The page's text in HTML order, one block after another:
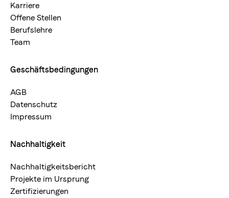
Karriere
Offene Stellen
Berufslehre
Team
Geschäftsbedingungen
AGB
Datenschutz
Impressum
Nachhaltigkeit
Nachhaltigkeitsbericht
Projekte im Ursprung
Zertifizierungen